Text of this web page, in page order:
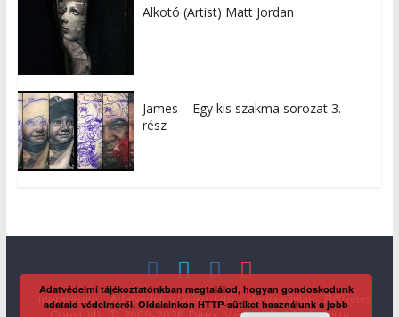
Alkotó (Artist) Matt Jordan
James – Egy kis szakma sorozat 3.
rész
Impresszum Adatvédelmi tájékoztató Médiaajánlat Előfizetés
Adatvédelmi tájékoztatónkban megtalálod, hogyan gondoskodunk
adataid védelméről. Oldalainkon HTTP-sütiket használunk a jobb